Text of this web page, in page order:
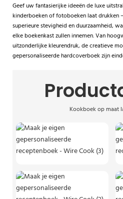
Geef uw fantasierijke ideeën de luxe
kinderboeken of fotoboeken laat drukken
superieure stevigheid en duurzaamheid,
elke boekenkast zullen innemen. Van
uitzonderlijke kleurendruk, de creatieve
gepersonaliseerde hardcoverboek zijn
Kookboek op maat